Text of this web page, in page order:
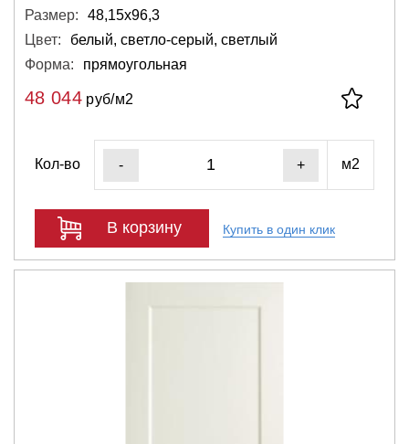
Размер:
48,15х96,3
Цвет:
белый, светло-серый, светлый
Форма:
прямоугольная
48 044руб/м2
Кол-во - + м2
В корзину Купить в один клик